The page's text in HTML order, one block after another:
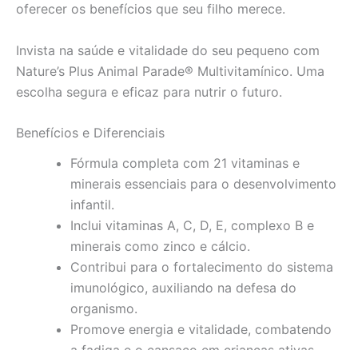
oferecer os benefícios que seu filho merece.
Invista na saúde e vitalidade do seu pequeno com
Nature’s Plus Animal Parade® Multivitamínico. Uma
escolha segura e eficaz para nutrir o futuro.
Benefícios e Diferenciais
Fórmula completa com 21 vitaminas e
minerais essenciais para o desenvolvimento
infantil.
Inclui vitaminas A, C, D, E, complexo B e
minerais como zinco e cálcio.
Contribui para o fortalecimento do sistema
imunológico, auxiliando na defesa do
organismo.
Promove energia e vitalidade, combatendo